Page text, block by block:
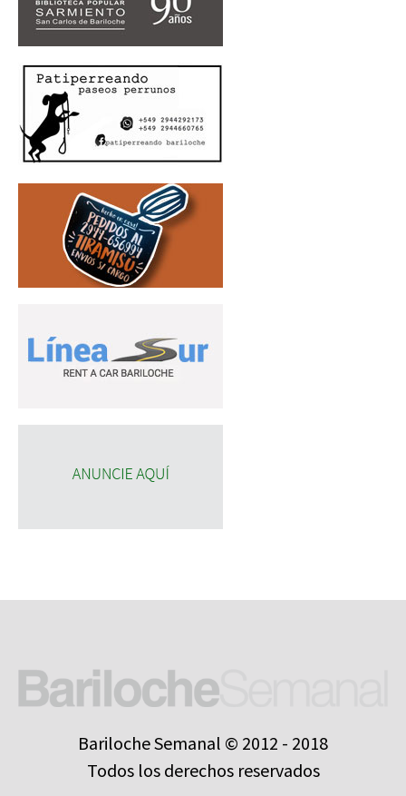
Bariloche Semanal © 2012 - 2018
Todos los derechos reservados